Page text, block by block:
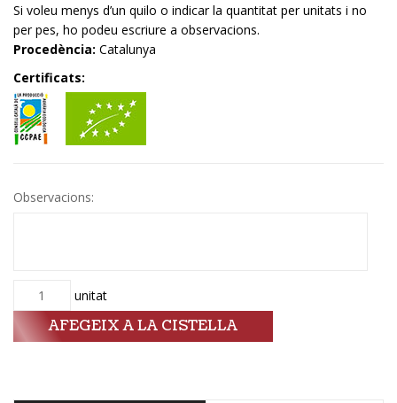
Si voleu menys d’un quilo o indicar la quantitat per unitats i no
per pes, ho podeu escriure a observacions.
Procedència: Catalunya
Certificats:
Observacions:
Quantitat unitat
AFEGEIX A LA CISTELLA